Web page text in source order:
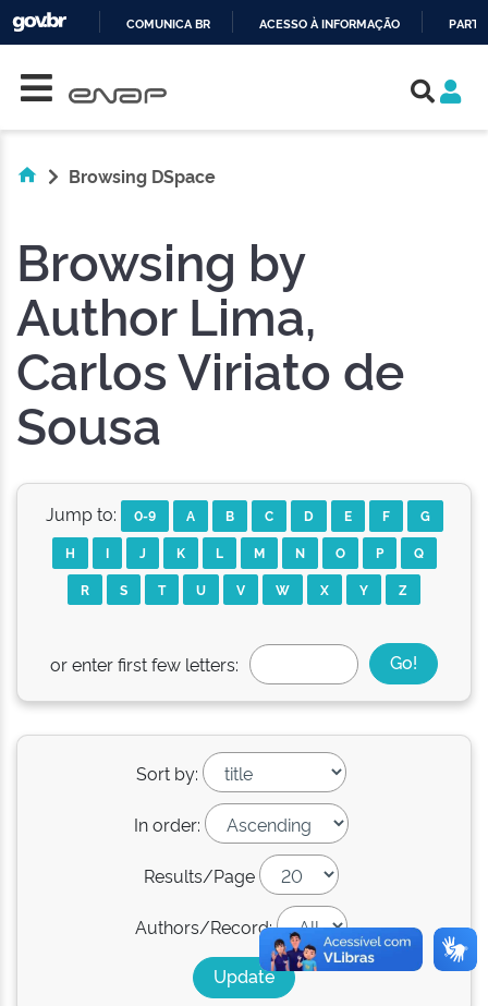
COMUNICA BR ACESSO À INFORMAÇÃO
Browsing DSpace
Browsing by
Author Lima,
Carlos Viriato de
Sousa
Jump to: 0-9 A B C D E F
G
H
I J K L M N O P
Q
R
S T U V W X Y Z
or enter first few letters:
Sort by:
In order:
Results/Page
Authors/Record: